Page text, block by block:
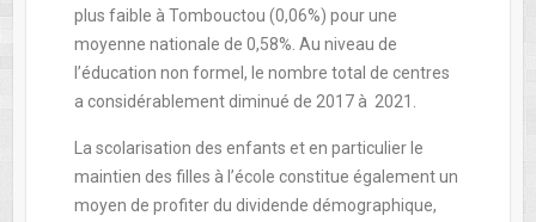
plus faible à Tombouctou (0,06%) pour une
moyenne nationale de 0,58%. Au niveau de
l’éducation non formel, le nombre total de centres
a considérablement diminué de 2017 à 2021.
La scolarisation des enfants et en particulier le
maintien des filles à l’école constitue également un
moyen de profiter du dividende démographique,